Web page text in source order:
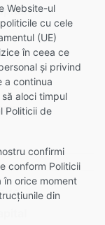
Website-ul
cu cele
(UE)
în ceea ce
și privind
a continua
aloci timpul
Politicii de
confirmi
conform Politicii
orice moment
din